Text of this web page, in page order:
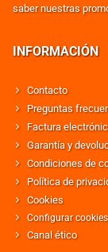
saber nuestras
INFORMACIÓN
Contacto
Preguntas
Factura
Garantía y
Condiciones de
Política de
Cookies
Configurar cookies
Canal ético